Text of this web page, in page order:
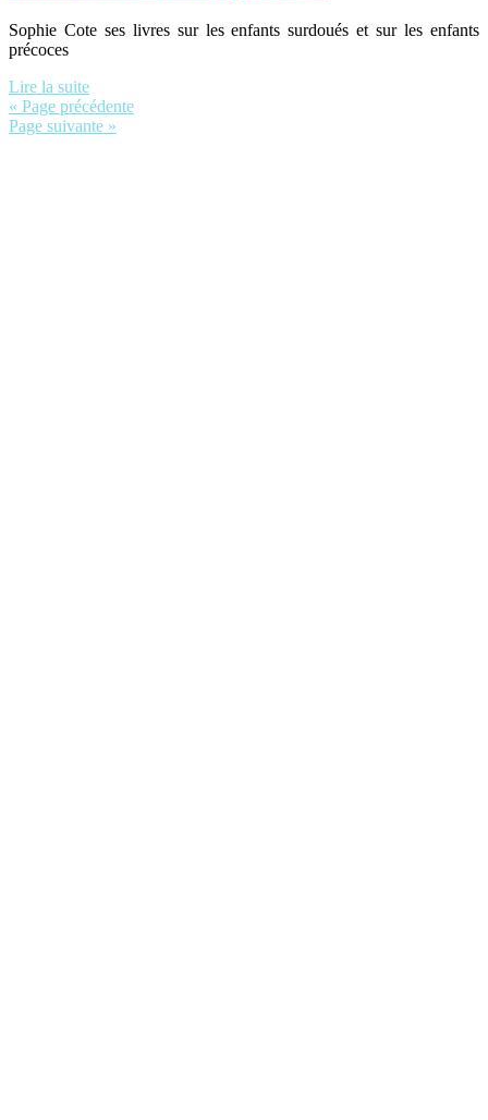
Sophie Cote ses livres sur les enfants surdoués et sur les enfants
précoces
Lire la suite
« Page précédente
Page suivante »